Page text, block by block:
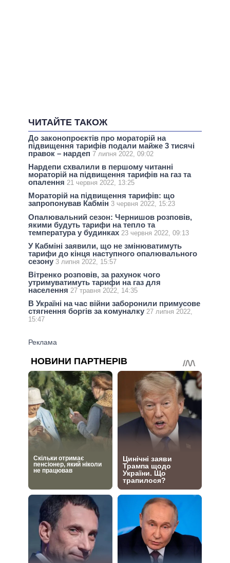
ЧИТАЙТЕ ТАКОЖ
До законопроєктів про мораторій на
підвищення тарифів подали майже 3 тисячі
правок – нардеп 7 липня 2022, 09:02
Нардепи схвалили в першому читанні
мораторій на підвищення тарифів на газ та
опалення 21 червня 2022, 13:25
Мораторій на підвищення тарифів: що
запропонував Кабмін 3 червня 2022, 15:23
Опалювальний сезон: Чернишов розповів,
якими будуть тарифи на тепло та
температура у будинках 23 червня 2022, 09:13
У Кабміні заявили, що не змінюватимуть
тарифи до кінця наступного опалювального
сезону 3 липня 2022, 15:57
Вітренко розповів, за рахунок чого
утримуватимуть тарифи на газ для
населення 27 травня 2022, 14:35
В Україні на час війни заборонили примусове
стягнення боргів за комуналку 27 липня 2022,
15:47